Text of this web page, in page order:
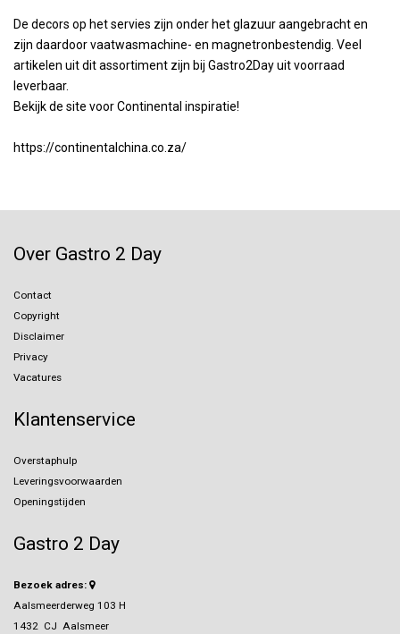
De decors op het servies zijn onder het glazuur aangebracht en
zijn daardoor vaatwasmachine- en magnetronbestendig. Veel
artikelen uit dit assortiment zijn bij Gastro2Day uit voorraad
leverbaar.
Bekijk de site voor Continental inspiratie!
https://continentalchina.co.za/
Over Gastro 2 Day
Contact
Copyright
Disclaimer
Privacy
Vacatures
Klantenservice
Overstaphulp
Leveringsvoorwaarden
Openingstijden
Gastro 2 Day
Bezoek adres:
Aalsmeerderweg 103 H
1432 CJ Aalsmeer